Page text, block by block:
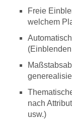
Freie
welchem
nach
usw.)